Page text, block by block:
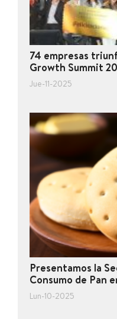
74 empresas
Growth Summit
Jue-11-2025
Presentamos la
Consumo de Pan
Lun-10-2025